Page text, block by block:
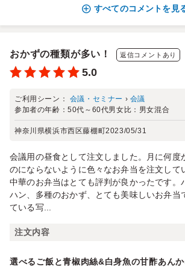
すべてのコメントを見
おかずの種類が多い！ 返信コメントあり
5.0
ご利用シーン： 会議・セミナー › 会議
参加者の年齢：50代～60代男女比： 男女混合
神奈川県横浜市西区藤棚町2023/05/31
会議用の昼食として注文しました。月に何度
のにならないように色々なお弁当を注文して
中華のお弁当はとても評判が良かったです。
ハン、多種のおかず、とても美味しいお弁当
ている写...
注文内容
選べるご飯と青椒肉絲&白身魚の甘酢あん